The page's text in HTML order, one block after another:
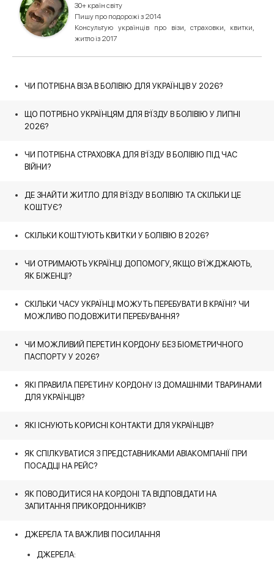
30+ країн світу
Пишу про подорожі з 2014
Консультую українців про візи, страховки, квитки,
житло із 2017
ЧИ ПОТРІБНА ВІЗА В БОЛІВІЮ ДЛЯ УКРАЇНЦІВ У 2026?
ЩО ПОТРІБНО УКРАЇНЦЯМ ДЛЯ В’ЇЗДУ В БОЛІВІЮ У ЛИПНІ
2026?
ЧИ ПОТРІБНА СТРАХОВКА ДЛЯ В’ЇЗДУ В БОЛІВІЮ ПІД ЧАС
ВІЙНИ?
ДЕ ЗНАЙТИ ЖИТЛО ДЛЯ В’ЇЗДУ В БОЛІВІЮ ТА СКІЛЬКИ ЦЕ
КОШТУЄ?
СКІЛЬКИ КОШТУЮТЬ КВИТКИ У БОЛІВІЮ В 2026?
ЧИ ОТРИМАЮТЬ УКРАЇНЦІ ДОПОМОГУ, ЯКЩО В’ЇЖДЖАЮТЬ,
ЯК БІЖЕНЦІ?
СКІЛЬКИ ЧАСУ УКРАЇНЦІ МОЖУТЬ ПЕРЕБУВАТИ В КРАЇНІ? ЧИ
МОЖЛИВО ПОДОВЖИТИ ПЕРЕБУВАННЯ?
ЧИ МОЖЛИВИЙ ПЕРЕТИН КОРДОНУ БЕЗ БІОМЕТРИЧНОГО
ПАСПОРТУ У 2026?
ЯКІ ПРАВИЛА ПЕРЕТИНУ КОРДОНУ ІЗ ДОМАШНІМИ ТВАРИНАМИ
ДЛЯ УКРАЇНЦІВ?
ЯКІ ІСНУЮТЬ КОРИСНІ КОНТАКТИ ДЛЯ УКРАЇНЦІВ?
ЯК СПІЛКУВАТИСЯ З ПРЕДСТАВНИКАМИ АВІАКОМПАНІЇ ПРИ
ПОСАДЦІ НА РЕЙС?
ЯК ПОВОДИТИСЯ НА КОРДОНІ ТА ВІДПОВІДАТИ НА
ЗАПИТАННЯ ПРИКОРДОННИКІВ?
ДЖЕРЕЛА ТА ВАЖЛИВІ ПОСИЛАННЯ
ДЖЕРЕЛА: